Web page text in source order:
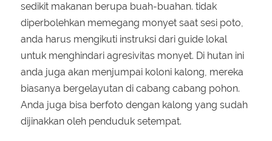
sedikit makanan berupa buah-buahan. tidak
diperbolehkan memegang monyet saat sesi poto,
anda harus mengikuti instruksi dari guide lokal
untuk menghindari agresivitas monyet. Di hutan ini
anda juga akan menjumpai koloni kalong, mereka
biasanya bergelayutan di cabang cabang pohon.
Anda juga bisa berfoto dengan kalong yang sudah
dijinakkan oleh penduduk setempat.